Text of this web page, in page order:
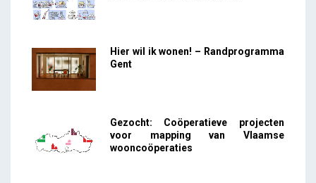
Hier wil ik wonen! – Randprogramma
Gent
Gezocht: Coöperatieve projecten
voor mapping van Vlaamse
wooncoöperaties